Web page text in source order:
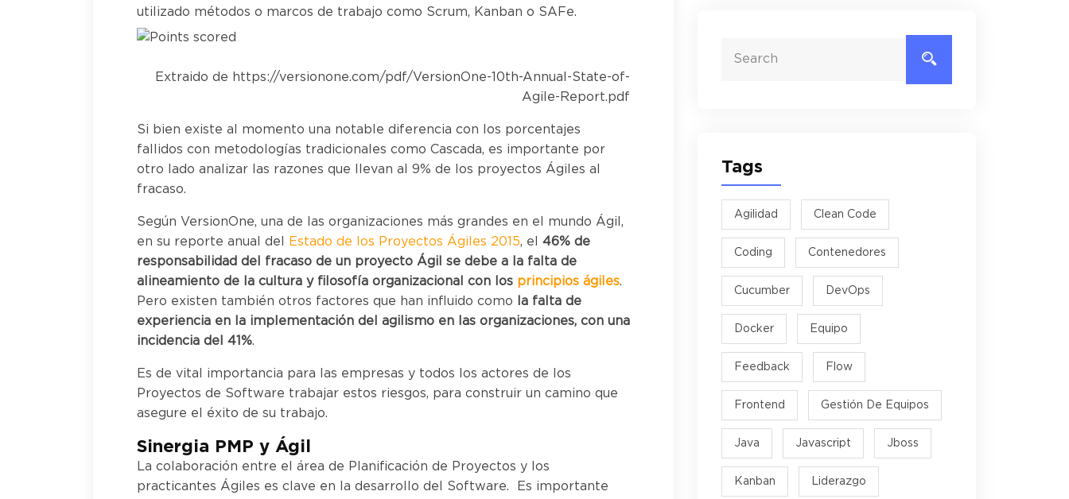
utilizado métodos o marcos de trabajo como Scrum, Kanban o SAFe.
Extraido de https://versionone.com/pdf/VersionOne-10th-Annual-State-of-
Agile-Report.pdf
Si bien existe al momento una notable diferencia con los porcentajes
fallidos con metodologías tradicionales como Cascada, es importante por
otro lado analizar las razones que llevan al 9% de los proyectos Ágiles al
fracaso.
Según VersionOne, una de las organizaciones más grandes en el mundo Ágil,
en su reporte anual del
Estado de los Proyectos Ágiles 2015, el 46% de
responsabilidad del fracaso de un proyecto Ágil se debe a la falta de
alineamiento de la cultura y filosofía organizacional con los principios ágiles.
Pero existen también otros factores que han influido como
la falta de
experiencia en la implementación del agilismo en las organizaciones, con una
incidencia del 41%.
Es de vital importancia para las empresas y todos los actores de los
Proyectos de Software trabajar estos riesgos, para construir un camino que
asegure el éxito de su trabajo.
Sinergia PMP y Ágil
La colaboración entre el área de Planificación de Proyectos y los
practicantes Ágiles es clave en la desarrollo del Software. Es importante
Tags
Agilidad Clean Code
Coding Contenedores
Cucumber DevOps
Docker Equipo
Feedback Flow
Frontend Gestión De Equipos
Java Javascript Jboss
Kanban Liderazgo